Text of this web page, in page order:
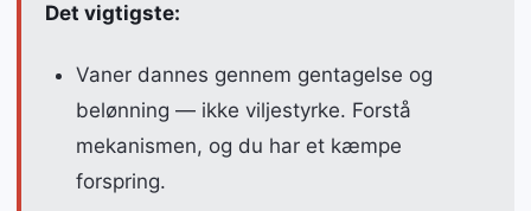
Det vigtigste:
Vaner dannes gennem gentagelse og
belønning — ikke viljestyrke. Forstå
mekanismen, og du har et kæmpe
forspring.